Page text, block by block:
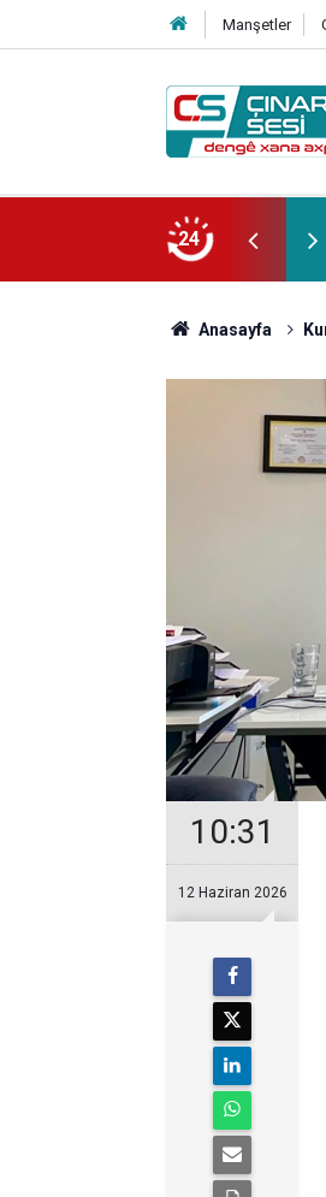
Manşetler
24
şüphesiyle hastaneye
Anasayfa
10:31
12 Haziran 2026